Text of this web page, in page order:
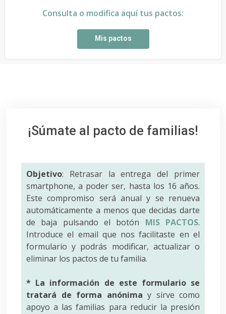
Consulta o modifica aquí tus pactos:
Mis pactos
¡Súmate al pacto de familias!
Objetivo: Retrasar la entrega del primer
smartphone, a poder ser, hasta los 16 años.
Este compromiso será anual y se renueva
automáticamente a menos que decidas darte
de baja pulsando el botón MIS PACTOS.
Introduce el email que nos facilitaste en el
formulario y podrás modificar, actualizar o
eliminar los pactos de tu familia.
* La información de este formulario se
tratará de forma anónima y sirve como
apoyo a las familias para reducir la presión